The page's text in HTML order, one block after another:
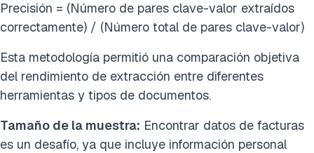
Precisión = (Número de pares clave-valor extraídos
correctamente) / (Número total de pares clave-valor)
Esta metodología permitió una comparación objetiva
del rendimiento de extracción entre diferentes
herramientas y tipos de documentos.
Tamaño de la muestra: Encontrar datos de facturas
es un desafío, ya que incluye información personal